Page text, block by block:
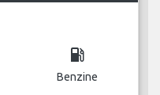
local_gas_station
Benzine